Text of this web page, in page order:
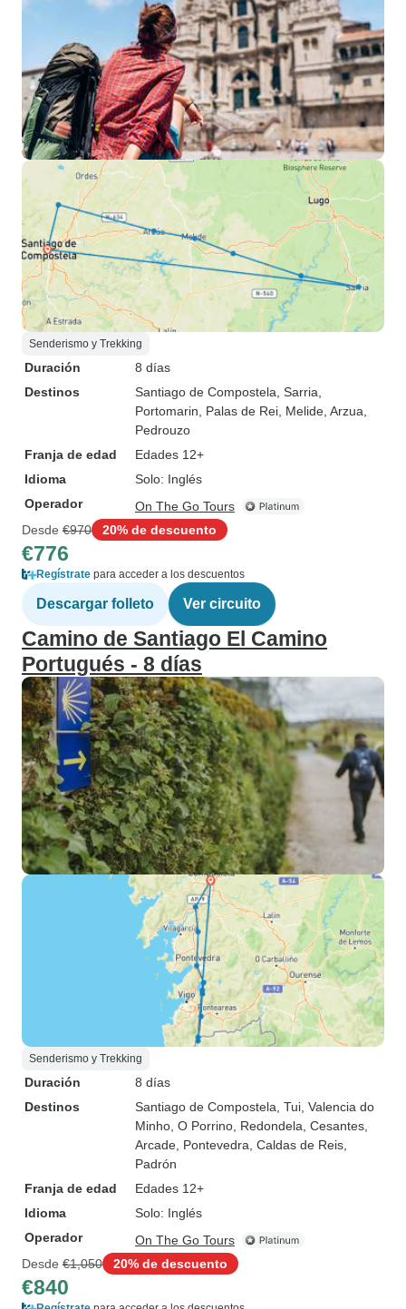
Senderismo y Trekking
Duración
8 días
Destinos
Santiago de Compostela , Sarria
Portomarin , Palas de Rei , Melide , Arzua
Pedrouzo
Franja de edad
Edades 12+
Idioma
Solo: Inglés
Operador
On The Go Tours
Desde €970 20% de descuento
€776
Regístrate para acceder a los descuentos
Descargar folleto Ver circuito
Camino de Santiago El Camino
Portugués - 8 días
Senderismo y Trekking
Duración
8 días
Destinos
Santiago de Compostela , Tui , Valencia do
Minho , O Porrino , Redondela , Cesantes
Arcade , Pontevedra , Caldas de Reis
Padrón
Franja de edad
Edades 12+
Idioma
Solo: Inglés
Operador
On The Go Tours
Desde €1,050 20% de descuento
€840